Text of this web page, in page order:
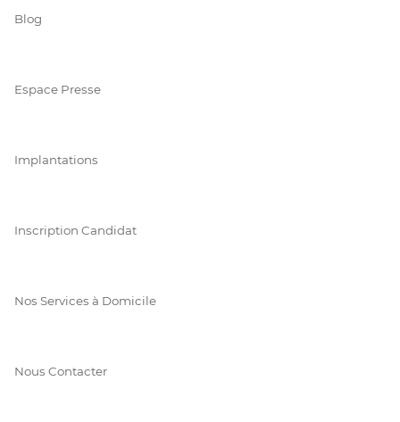
Blog
Espace Presse
Implantations
Inscription Candidat
Nos Services à Domicile
Nous Contacter